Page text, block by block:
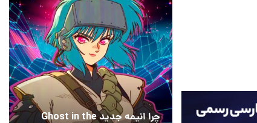
چرا انیمه جدید Ghost in the